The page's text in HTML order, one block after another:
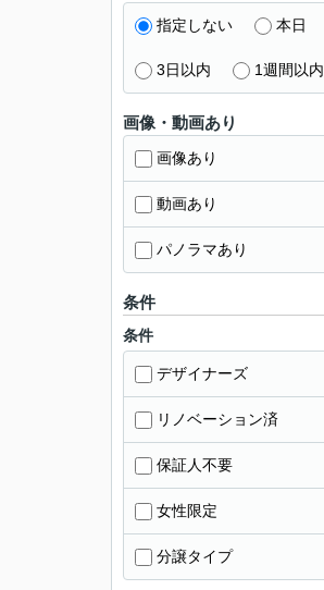
指定しない 本日
3日以内 1週間以内
画像・動画あり
画像あり
動画あり
パノラマあり
条件
条件
デザイナーズ
リノベーション済
保証人不要
女性限定
分譲タイプ